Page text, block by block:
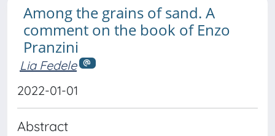
Among the grains of sand. A
comment on the book of Enzo
Pranzini
Lia Fedele
2022-01-01
Abstract